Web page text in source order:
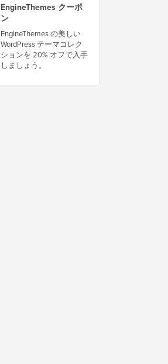
EngineThemes クーポ
ン
EngineThemes の美しい
WordPress テーマコレク
ションを 20% オフで入手
しましょう。